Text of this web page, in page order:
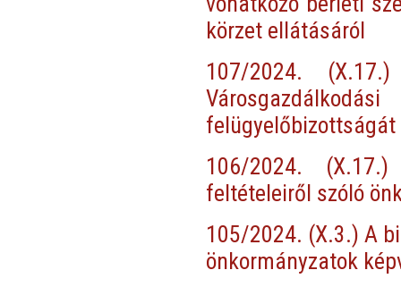
körzet ellátásáról
107/2024.
106/2024.
feltételeiről szóló
105/2024. (X.3.) A
önkormányzatok